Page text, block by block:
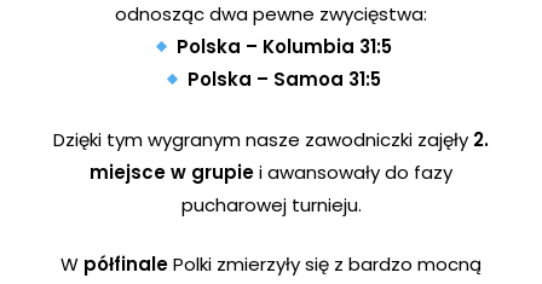
odnosząc dwa pewne zwycięstwa:
Polska – Kolumbia 31:5
Polska – Samoa 31:5
Dzięki tym wygranym nasze zawodniczki zajęły 2.
miejsce w grupiei awansowały do fazy
pucharowej turnieju.
W półfinalePolki zmierzyły się z bardzo mocną